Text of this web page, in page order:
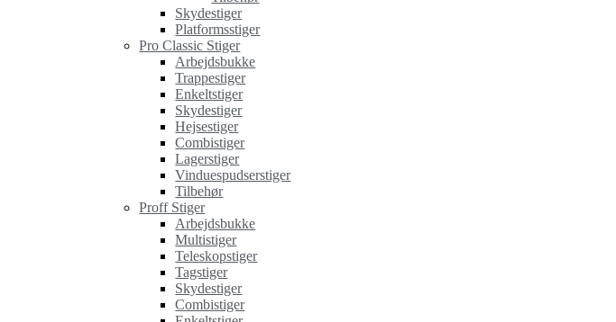
Skydestiger
Platformsstiger
Pro Classic Stiger
Arbejdsbukke
Trappestiger
Enkeltstiger
Skydestiger
Hejsestiger
Combistiger
Lagerstiger
Vinduespudserstiger
Tilbehør
Proff Stiger
Arbejdsbukke
Multistiger
Teleskopstiger
Tagstiger
Skydestiger
Combistiger